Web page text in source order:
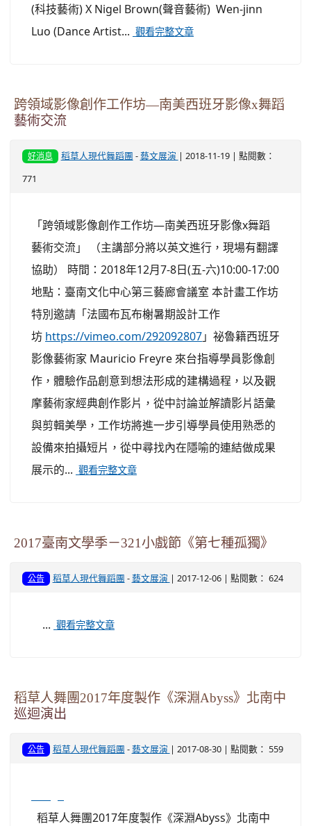
(科技藝術) X Nigel Brown(聲音藝術) Wen-jinn
Luo (Dance Artist... 觀看完整文章
跨領域影像創作工作坊—南美西班牙影像x舞蹈
藝術交流
好消息 稻草人現代舞蹈團 -藝文展演 | 2018-11-19 | 點閱數：
771
「跨領域影像創作工作坊—南美西班牙影像x舞蹈
藝術交流」 （主講部分將以英文進行，現場有翻譯
協助） 時間：2018年12月7-8日(五-六)10:00-17:00
地點：臺南文化中心第三藝廊會議室 本計畫工作坊
特別邀請「法國布瓦布榭暑期設計工作
坊 https://vimeo.com/292092807」祕魯籍西班牙
影像藝術家 Mauricio Freyre 來台指導學員影像創
作，體驗作品創意到想法形成的建構過程，以及觀
摩藝術家經典創作影片，從中討論並解讀影片語彙
與剪輯美學，工作坊將進一步引導學員使用熟悉的
設備來拍攝短片，從中尋找內在隱喻的連結做成果
展示的... 觀看完整文章
2017臺南文學季－321小戲節《第七種孤獨》
公告 稻草人現代舞蹈團 -藝文展演 | 2017-12-06 | 點閱數： 624
... 觀看完整文章
稻草人舞團2017年度製作《深淵Abyss》北南中
巡迴演出
公告 稻草人現代舞蹈團 -藝文展演 | 2017-08-30 | 點閱數： 559
稻草人舞團2017年度製作《深淵Abyss》北南中